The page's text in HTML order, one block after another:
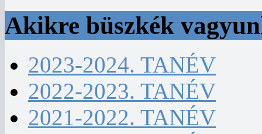
Akikre büszkék
2023-2024. TANÉV
2022-2023. TANÉV
2021-2022. TANÉV